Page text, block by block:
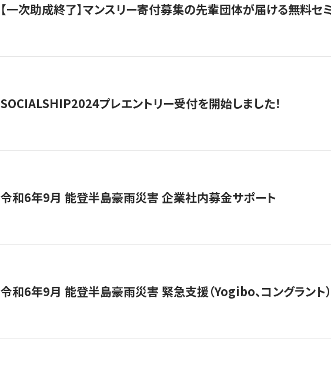
【一次助成終了】マンスリー寄付募集の先輩団体が届ける無料セ
SOCIALSHIP2024プレエントリー受付を開始しました！
令和6年9月 能登半島豪雨災害 企業社内募金サポート
令和6年9月 能登半島豪雨災害 緊急支援（Yogibo、コングラント）